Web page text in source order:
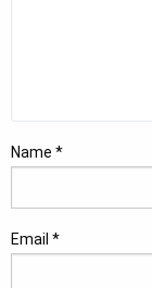
Name *
Email *